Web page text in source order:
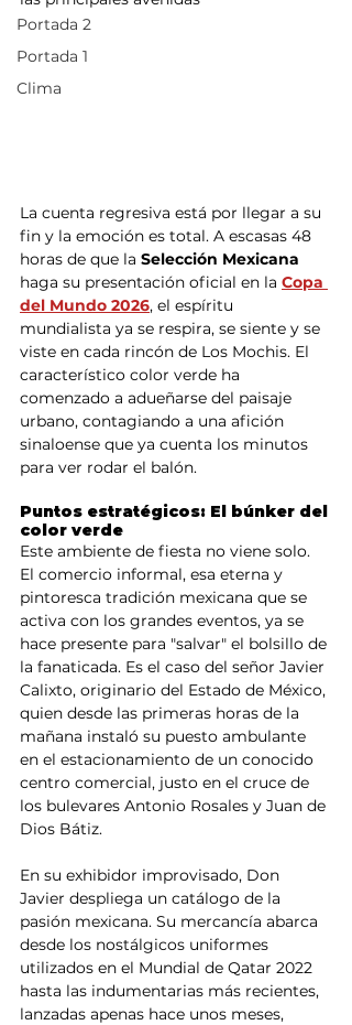
Portada 2
Portada 1
Clima
La cuenta regresiva está por llegar a su
fin y la emoción es total. A escasas 48
horas de que la Selección Mexicana
haga su presentación oficial en la Copa
del Mundo 2026, el espíritu
mundialista ya se respira, se siente y se
viste en cada rincón de Los Mochis. El
característico color verde ha
comenzado a adueñarse del paisaje
urbano, contagiando a una afición
sinaloense que ya cuenta los minutos
para ver rodar el balón.
Puntos estratégicos: El búnker del
color verde
Este ambiente de fiesta no viene solo.
El comercio informal, esa eterna y
pintoresca tradición mexicana que se
activa con los grandes eventos, ya se
hace presente para "salvar" el bolsillo de
la fanaticada. Es el caso del señor Javier
Calixto, originario del Estado de México,
quien desde las primeras horas de la
mañana instaló su puesto ambulante
en el estacionamiento de un conocido
centro comercial, justo en el cruce de
los bulevares Antonio Rosales y Juan de
Dios Bátiz.
En su exhibidor improvisado, Don
Javier despliega un catálogo de la
pasión mexicana. Su mercancía abarca
desde los nostálgicos uniformes
utilizados en el Mundial de Qatar 2022
hasta las indumentarias más recientes,
lanzadas apenas hace unos meses,